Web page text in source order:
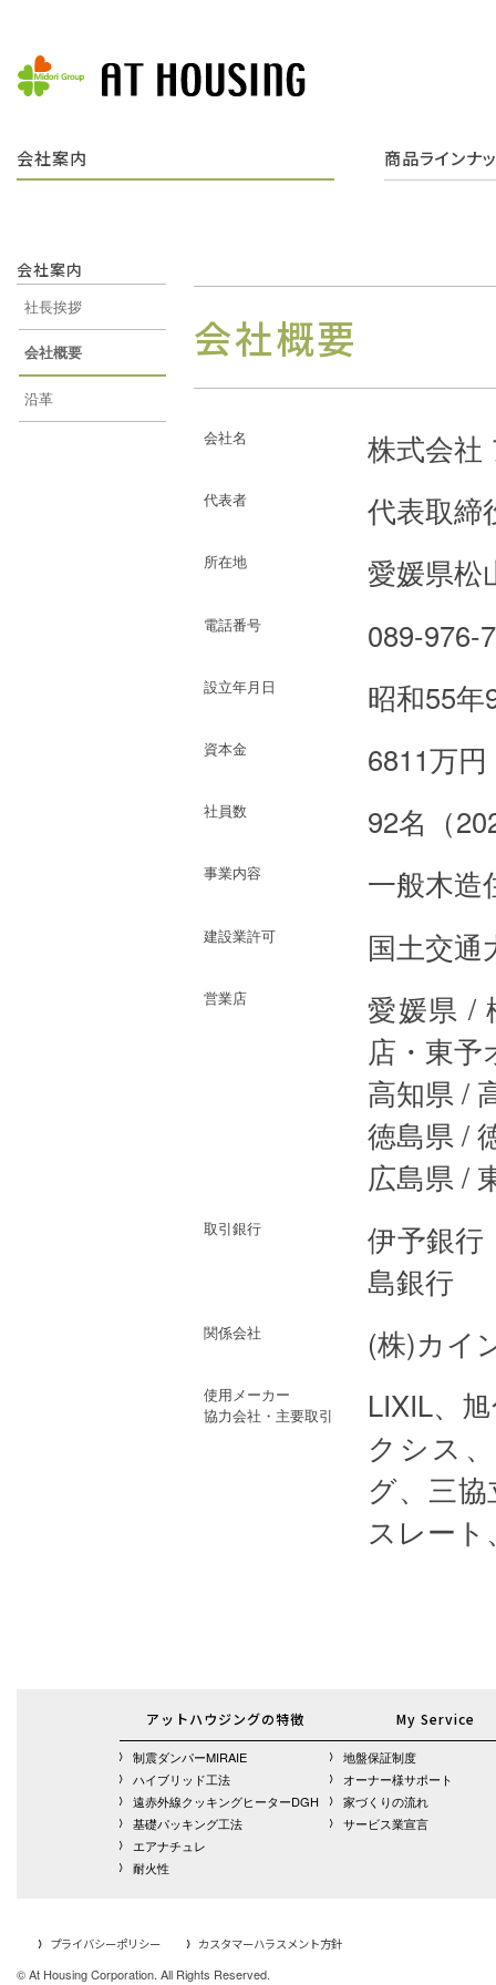
会社案内 商品ラインナ
会社案内
社長挨拶
会社概要
沿革
会社概要
会社名 株式会社
代表者 代表取
所在地 愛媛県松
電話番号 089-976-
設立年月日 昭和55年
資本金 6811万円
社員数 92名（
事業内容 一般木造
建設業許可 国土交通
営業店
愛媛県 /
店・東
高知県 /
徳島県 /
広島県 /
取引銀行
伊予銀行
島銀行
関係会社 (株)カイ
使用メーカー
協力会社・主要取引
LIXIL、
クシス
グ、三
スレー
アットハウジングの特徴
制震ダンパーMIRAIE
ハイブリッド工法
遠赤外線クッキングヒーターDGH
基礎パッキング工法
エアナチュレ
耐火性
My Service
地盤保証制度
オーナー様サポート
家づくりの流れ
サービス業宣言
プライバシーポリシー カスタマーハラスメント方針
© At Housing Corporation. All Rights Reserved.